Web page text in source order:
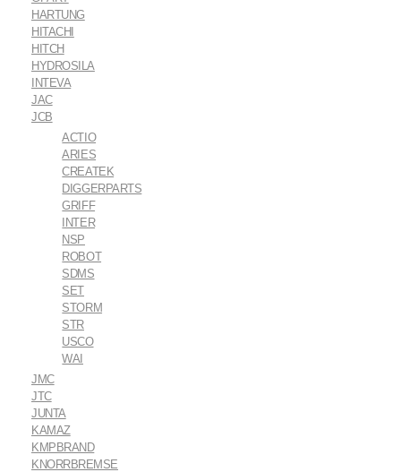
HARTUNG
HITACHI
HITCH
HYDROSILA
INTEVA
JAC
JCB
ACTIO
ARIES
CREATEK
DIGGERPARTS
GRIFF
INTER
NSP
ROBOT
SDMS
SET
STORM
STR
USCO
WAI
JMC
JTC
JUNTA
KAMAZ
KMPBRAND
KNORRBREMSE